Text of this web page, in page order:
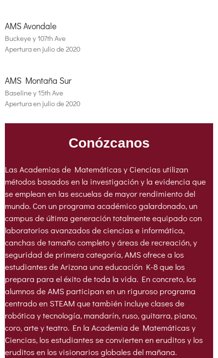
AMS Avondale
Buckeye y 107th Ave
Apertura en julio de 2020
AMS Montaña Sur
Baseline y 15th Ave
Apertura en julio de 2020
Conózcanos
Las Academias de Matemáticas y Ciencias utilizan
métodos basados en la investigación y la evidencia que
se emplean en las escuelas de mayor rendimiento del
mundo. Con un programa académico galardonado, un
campus de última generación totalmente equipado con
laboratorios avanzados de ciencias e informática,
canchas de tamaño completo y áreas de recreación, y
seguridad de primera categoría, AMS ofrece a los
estudiantes de Arizona una educación K-8 que los
prepara para el éxito de toda la vida. En concreto, los
alumnos de AMS participan en un riguroso programa
centrado en STEAM que también incluye clases de
robótica y tecnología, mandarín, ruso, guitarra, piano,
coro, arte y teatro. En la Academia de Matemáticas y
Ciencias, los estudiantes se convierten en eruditos y los
eruditos en los visionarios globales del mañana.